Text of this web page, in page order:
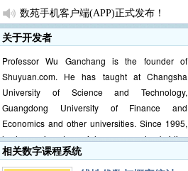
数苑手机客户端(APP)正式发布！
主编寄语：为自主学习提供强大助力
关于内容评论与求助功能开通的说明
大数数字课程系统微信版正式发布
《数字课程系统》发布及其注意事项
疫情期间(--0531)免费开放VIP1模块
2021秋季学期(-10.08)免费开放数字课程系统VIP1
关于开发者
Professor Wu Ganchang is the founder of
Shuyuan.com. He has taught at Changsha
University of Science and Technology,
Guangdong University of Finance and
Economics and other universities. Since 1995,
he has enjoyed special government subsidies
from the State Council of the People's Republic
相关数字课程系统